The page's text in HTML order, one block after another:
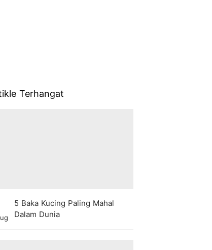
Terhangat
5 Baka Kucing Paling Mahal
Dalam Dunia